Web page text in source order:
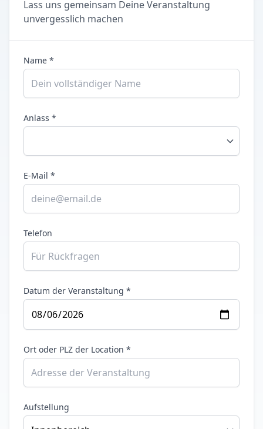
Lass uns gemeinsam Deine Veranstaltung
unvergesslich machen
Name *
Anlass *
E-Mail *
Telefon
Datum der Veranstaltung *
Ort oder PLZ der Location *
Aufstellung